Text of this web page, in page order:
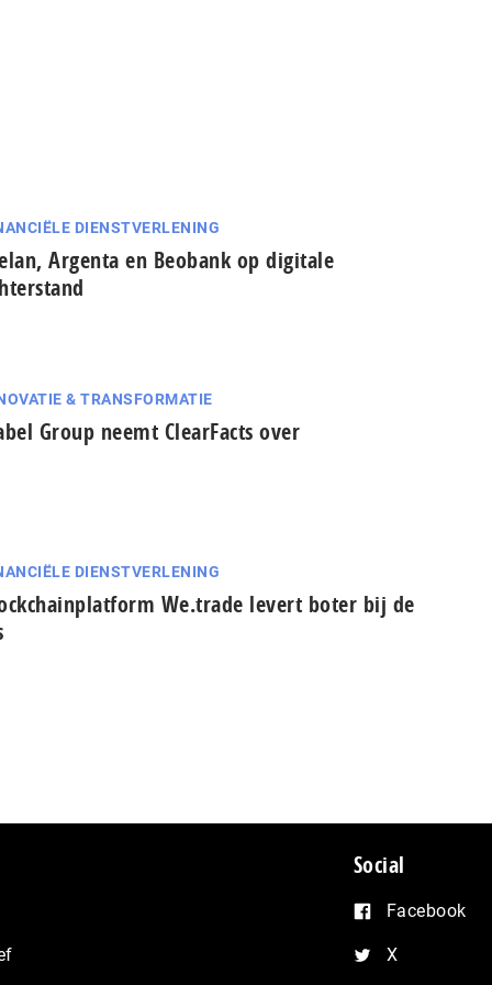
DIENSTVERLENING
Argenta en Beobank op digitale
& TRANSFORMATIE
Group neemt ClearFacts over
DIENSTVERLENING
We.trade levert boter bij de
Social
Facebook
X